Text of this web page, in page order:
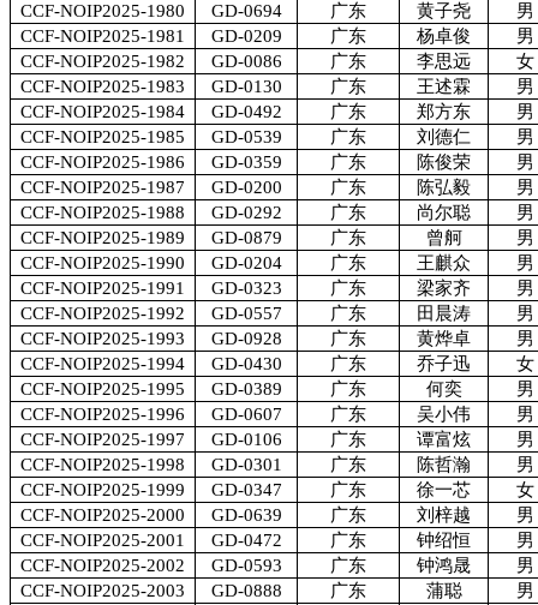
CCF-NOIP2025-1980
GD-0694 广东 黄子尧
男
CCF-NOIP2025-1981
GD-0209 广东 杨卓俊
男
CCF-NOIP2025-1982
GD-0086 广东 李思远
女
CCF-NOIP2025-1983
GD-0130 广东 王述霖
男
CCF-NOIP2025-1984
GD-0492 广东 郑方东
男
CCF-NOIP2025-1985
GD-0539 广东 刘德仁
男
CCF-NOIP2025-1986
GD-0359 广东 陈俊荣
男
CCF-NOIP2025-1987
GD-0200 广东 陈弘毅
男
CCF-NOIP2025-1988
GD-0292 广东 尚尔聪
男
CCF-NOIP2025-1989
GD-0879 广东 曾舸
男
CCF-NOIP2025-1990
GD-0204 广东 王麒众
男
CCF-NOIP2025-1991
GD-0323 广东 梁家齐
男
CCF-NOIP2025-1992
GD-0557 广东 田晨涛
男
CCF-NOIP2025-1993
GD-0928 广东 黄烨卓
男
CCF-NOIP2025-1994
GD-0430 广东 乔子迅
女
CCF-NOIP2025-1995
GD-0389 广东 何奕
男
CCF-NOIP2025-1996
GD-0607 广东 吴小伟
男
CCF-NOIP2025-1997
GD-0106 广东 谭富炫
男
CCF-NOIP2025-1998
GD-0301 广东 陈哲瀚
男
CCF-NOIP2025-1999
GD-0347 广东 徐一芯
女
CCF-NOIP2025-2000
GD-0639 广东 刘梓越
男
CCF-NOIP2025-2001
GD-0472 广东 钟绍恒
男
CCF-NOIP2025-2002
GD-0593 广东 钟鸿晟
男
CCF-NOIP2025-2003
GD-0888 广东 蒲聪
男